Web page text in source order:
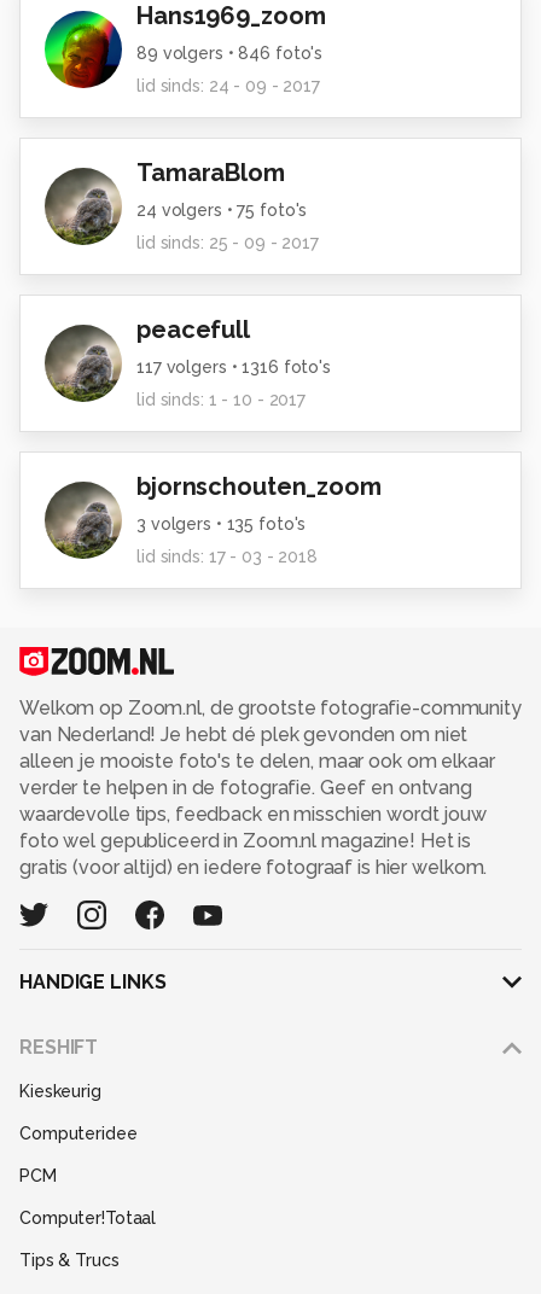
Hans1969_zoom
89 volgers • 846 foto's
lid sinds: 24 - 09 - 2017
TamaraBlom
24 volgers •75 foto's
lid sinds: 25 - 09 - 2017
peacefull
117volgers •1316 foto's
lid sinds: 1 - 10 - 2017
bjornschouten_zoom
3 volgers • 135 foto's
lid sinds: 17 - 03 - 2018
Welkom op Zoom.nl, de grootste fotografie-community
van Nederland! Je hebt dé plek gevonden om niet
alleen je mooiste foto's te delen, maar ook om elkaar
verder te helpen in de fotografie. Geef en ontvang
waardevolle tips, feedback en misschien wordt jouw
foto wel gepubliceerd in Zoom.nl magazine! Het is
gratis (voor altijd) en iedere fotograaf is hier welkom.
HANDIGE LINKS
RESHIFT
Kieskeurig
Computeridee
PCM
Computer!Totaal
Tips & Trucs